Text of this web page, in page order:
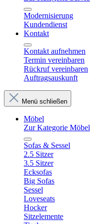
Modernisierung
Kundendienst
Kontakt
Kontakt aufnehmen
Termin vereinbaren
Rückruf vereinbaren
Auftragsauskunft
Menü schließen
Möbel
Zur Kategorie Möbel
Sofas & Sessel
2.5 Sitzer
3.5 Sitzer
Ecksofas
Big Sofas
Sessel
Loveseats
Hocker
Sitzelemente